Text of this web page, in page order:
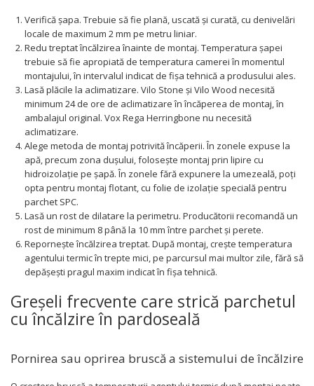
Verifică șapa. Trebuie să fie plană, uscată și curată, cu denivelări
locale de maximum 2 mm pe metru liniar.
Redu treptat încălzirea înainte de montaj. Temperatura șapei
trebuie să fie apropiată de temperatura camerei în momentul
montajului, în intervalul indicat de fișa tehnică a produsului ales.
Lasă plăcile la aclimatizare. Vilo Stone și Vilo Wood necesită
minimum 24 de ore de aclimatizare în încăperea de montaj, în
ambalajul original. Vox Rega Herringbone nu necesită
aclimatizare.
Alege metoda de montaj potrivită încăperii. În zonele expuse la
apă, precum zona dușului, folosește montaj prin lipire cu
hidroizolație pe șapă. În zonele fără expunere la umezeală, poți
opta pentru montaj flotant, cu folie de izolație specială pentru
parchet SPC.
Lasă un rost de dilatare la perimetru. Producătorii recomandă un
rost de minimum 8 până la 10 mm între parchet și perete.
Repornește încălzirea treptat. După montaj, crește temperatura
agentului termic în trepte mici, pe parcursul mai multor zile, fără să
depășești pragul maxim indicat în fișa tehnică.
Greșeli frecvente care strică parchetul
cu încălzire în pardoseală
Pornirea sau oprirea bruscă a sistemului de încălzire